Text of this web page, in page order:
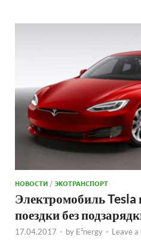
НОВОСТИ/ЭКОТРАНСПОРТ
Электромобиль Tesla
поездки без
17.04.2017 - by E²nergy - Leave